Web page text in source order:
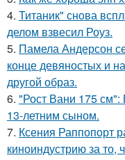
4. Титаник" снова
делом взвесил Роуз.
5. Памела Андерсон
конце девяностых и
другой образ.
6. "Рост Вани 175 см":
13-летним сыном.
7. Ксения Раппопорт
киноиндустрию за